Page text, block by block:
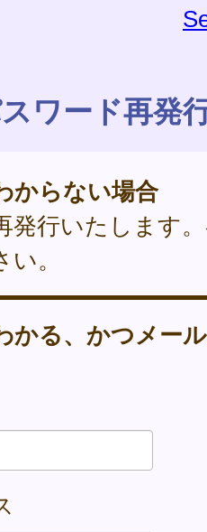
ワード再発
からない場合
発行いたします
。
かる、かつメー